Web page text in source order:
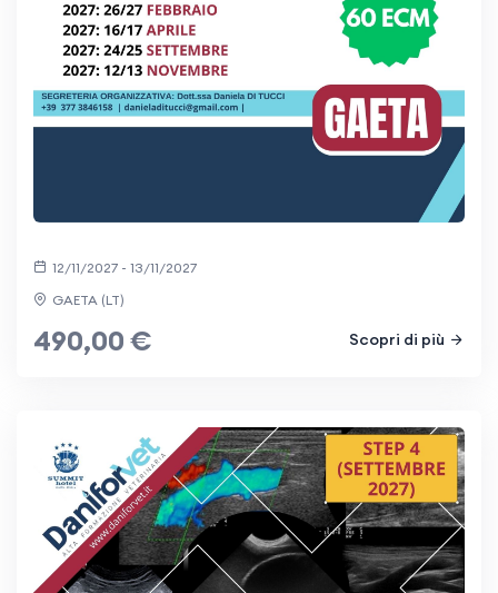
12/11/2027 - 13/11/2027
GAETA (LT)
490,00 € Scopri di più